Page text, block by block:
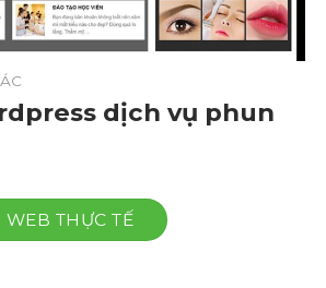
dịch vụ phun
WEB THỰC TẾ